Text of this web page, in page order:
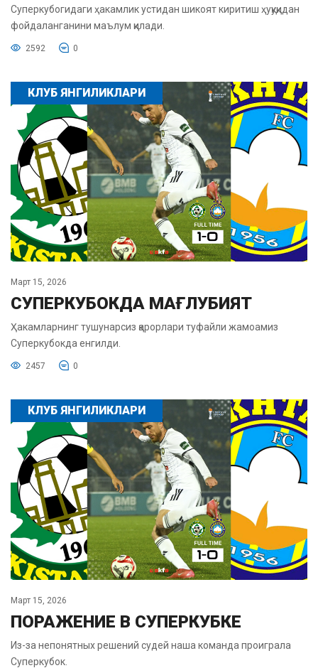
Суперкубогидаги ҳакамлик устидан шикоят киритиш ҳуқуқидан
фойдаланганини маълум қилади.
2592 0
КЛУБ ЯНГИЛИКЛАРИ
Март 15, 2026
СУПЕРКУБОКДА МАҒЛУБИЯТ
Ҳакамларнинг тушунарсиз қарорлари туфайли жамоамиз
Суперкубокда енгилди.
2457 0
КЛУБ ЯНГИЛИКЛАРИ
Март 15, 2026
ПОРАЖЕНИЕ В СУПЕРКУБКЕ
Из-за непонятных решений судей наша команда проиграла
Суперкубок.